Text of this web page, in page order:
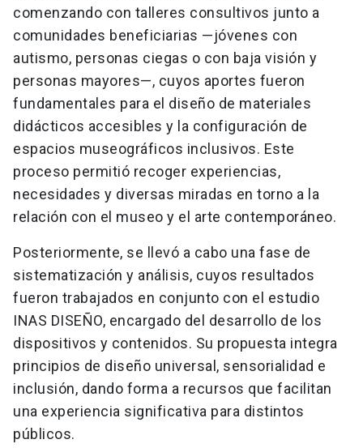
comenzando con talleres consultivos junto a
comunidades beneficiarias —jóvenes con
autismo, personas ciegas o con baja visión y
personas mayores—, cuyos aportes fueron
fundamentales para el diseño de materiales
didácticos accesibles y la configuración de
espacios museográficos inclusivos. Este
proceso permitió recoger experiencias,
necesidades y diversas miradas en torno a la
relación con el museo y el arte contemporáneo.
Posteriormente, se llevó a cabo una fase de
sistematización y análisis, cuyos resultados
fueron trabajados en conjunto con el estudio
INAS DISEÑO, encargado del desarrollo de los
dispositivos y contenidos. Su propuesta integra
principios de diseño universal, sensorialidad e
inclusión, dando forma a recursos que facilitan
una experiencia significativa para distintos
públicos.